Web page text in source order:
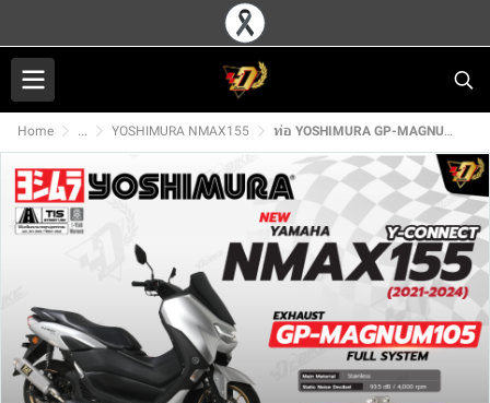
Home ... YOSHIMURA NMAX155 ท่อ YOSHIMURA GP-MAGNUM105 สำหรับ YAMAHA NMAX155 Y-CONNECT